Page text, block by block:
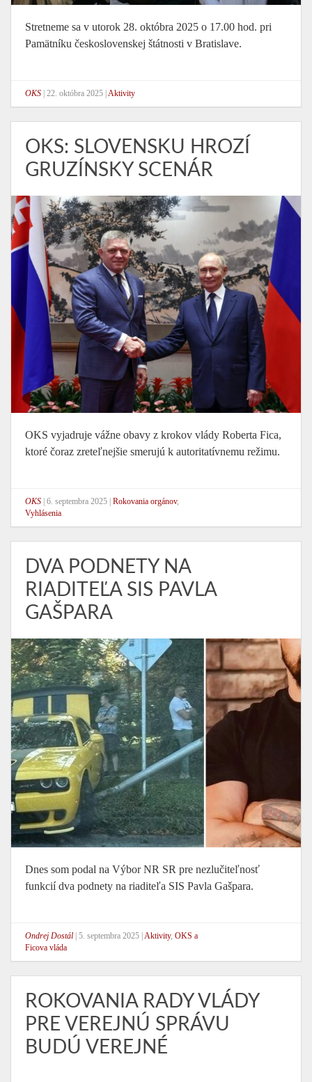
Stretneme sa v utorok 28. októbra 2025 o 17.00 hod. pri
Pamätníku československej štátnosti v Bratislave.
OKS 22. októbra 2025 Aktivity
OKS: SLOVENSKU HROZÍ
GRUZÍNSKY SCENÁR
OKS vyjadruje vážne obavy z krokov vlády Roberta Fica,
ktoré čoraz zreteľnejšie smerujú k autoritatívnemu režimu.
OKS 6. septembra 2025 Rokovania orgánov,
Vyhlásenia
DVA PODNETY NA
RIADITEĽA SIS PAVLA
GAŠPARA
Dnes som podal na Výbor NR SR pre nezlučiteľnosť
funkcií dva podnety na riaditeľa SIS Pavla Gašpara.
Ondrej Dostál 5. septembra 2025 Aktivity, OKS a
Ficova vláda
ROKOVANIA RADY VLÁDY
PRE VEREJNÚ SPRÁVU
BUDÚ VEREJNÉ